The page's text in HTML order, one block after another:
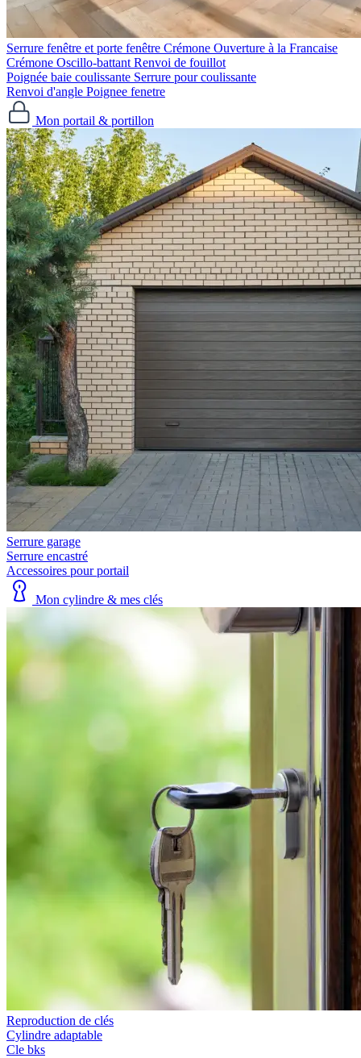
Serrure fenêtre et porte fenêtre
Crémone Ouverture à la Francaise
Crémone Oscillo-battant Renvoi de fouillot
Poignée baie coulissante Serrure pour coulissante
Renvoi d'angle Poignee fenetre
Mon portail & portillon
Serrure garage
Serrure encastré
Accessoires pour portail
Mon cylindre & mes clés
Reproduction de clés
Cylindre adaptable
Cle bks